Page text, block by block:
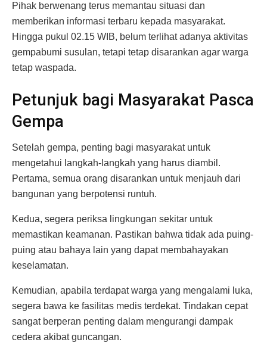
Pihak berwenang terus memantau situasi dan
memberikan informasi terbaru kepada masyarakat.
Hingga pukul 02.15 WIB, belum terlihat adanya aktivitas
gempabumi susulan, tetapi tetap disarankan agar warga
tetap waspada.
Petunjuk bagi Masyarakat Pasca
Gempa
Setelah gempa, penting bagi masyarakat untuk
mengetahui langkah-langkah yang harus diambil.
Pertama, semua orang disarankan untuk menjauh dari
bangunan yang berpotensi runtuh.
Kedua, segera periksa lingkungan sekitar untuk
memastikan keamanan. Pastikan bahwa tidak ada puing-
puing atau bahaya lain yang dapat membahayakan
keselamatan.
Kemudian, apabila terdapat warga yang mengalami luka,
segera bawa ke fasilitas medis terdekat. Tindakan cepat
sangat berperan penting dalam mengurangi dampak
cedera akibat guncangan.